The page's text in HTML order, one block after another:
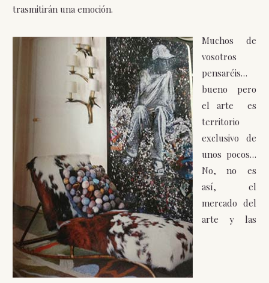
trasmitirán una emoción.
Muchos de
vosotros
pensaréis…
bueno pero
el arte es
territorio
exclusivo de
unos pocos…
No, no es
así, el
mercado del
arte y las